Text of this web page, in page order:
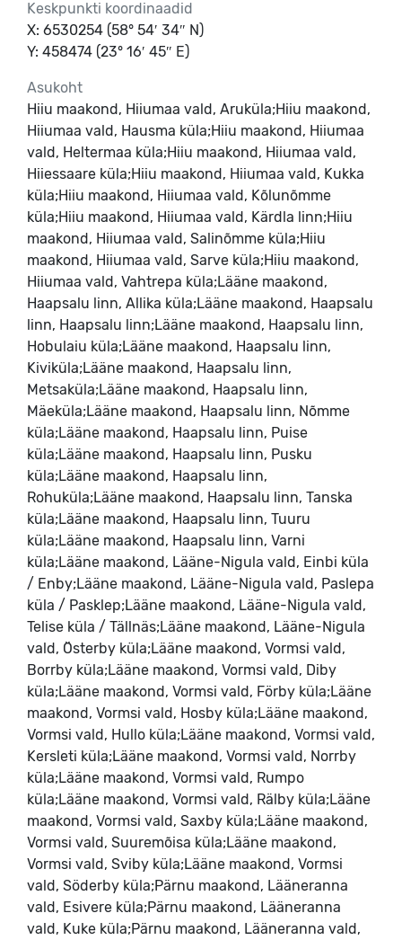
Keskpunkti koordinaadid
X: 6530254 (58° 54′ 34″ N)
Y: 458474 (23° 16′ 45″ E)
Asukoht
Hiiu maakond, Hiiumaa vald, Aruküla;Hiiu maakond,
Hiiumaa vald, Hausma küla;Hiiu maakond, Hiiumaa
vald, Heltermaa küla;Hiiu maakond, Hiiumaa vald,
Hiiessaare küla;Hiiu maakond, Hiiumaa vald, Kukka
küla;Hiiu maakond, Hiiumaa vald, Kõlunõmme
küla;Hiiu maakond, Hiiumaa vald, Kärdla linn;Hiiu
maakond, Hiiumaa vald, Salinõmme küla;Hiiu
maakond, Hiiumaa vald, Sarve küla;Hiiu maakond,
Hiiumaa vald, Vahtrepa küla;Lääne maakond,
Haapsalu linn, Allika küla;Lääne maakond, Haapsalu
linn, Haapsalu linn;Lääne maakond, Haapsalu linn,
Hobulaiu küla;Lääne maakond, Haapsalu linn,
Kiviküla;Lääne maakond, Haapsalu linn,
Metsaküla;Lääne maakond, Haapsalu linn,
Mäeküla;Lääne maakond, Haapsalu linn, Nõmme
küla;Lääne maakond, Haapsalu linn, Puise
küla;Lääne maakond, Haapsalu linn, Pusku
küla;Lääne maakond, Haapsalu linn,
Rohuküla;Lääne maakond, Haapsalu linn, Tanska
küla;Lääne maakond, Haapsalu linn, Tuuru
küla;Lääne maakond, Haapsalu linn, Varni
küla;Lääne maakond, Lääne-Nigula vald, Einbi küla
/ Enby;Lääne maakond, Lääne-Nigula vald, Paslepa
küla / Pasklep;Lääne maakond, Lääne-Nigula vald,
Telise küla / Tällnäs;Lääne maakond, Lääne-Nigula
vald, Österby küla;Lääne maakond, Vormsi vald,
Borrby küla;Lääne maakond, Vormsi vald, Diby
küla;Lääne maakond, Vormsi vald, Förby küla;Lääne
maakond, Vormsi vald, Hosby küla;Lääne maakond,
Vormsi vald, Hullo küla;Lääne maakond, Vormsi vald,
Kersleti küla;Lääne maakond, Vormsi vald, Norrby
küla;Lääne maakond, Vormsi vald, Rumpo
küla;Lääne maakond, Vormsi vald, Rälby küla;Lääne
maakond, Vormsi vald, Saxby küla;Lääne maakond,
Vormsi vald, Suuremõisa küla;Lääne maakond,
Vormsi vald, Sviby küla;Lääne maakond, Vormsi
vald, Söderby küla;Pärnu maakond, Lääneranna
vald, Esivere küla;Pärnu maakond, Lääneranna
vald, Kuke küla;Pärnu maakond, Lääneranna vald,